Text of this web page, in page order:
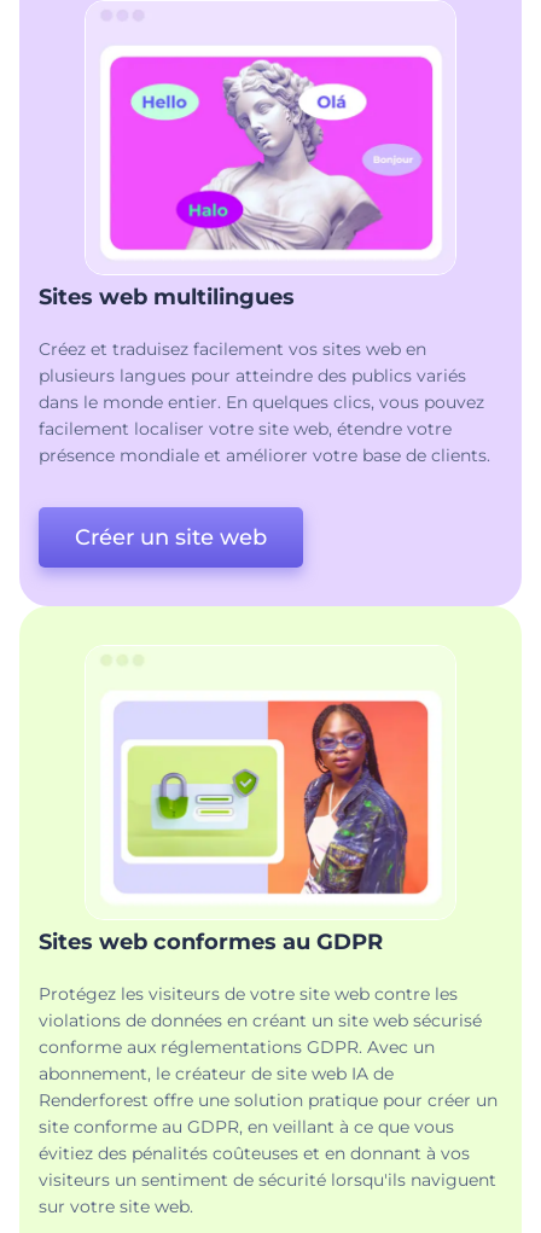
Sites web multilingues
Créez et traduisez facilement vos sites web en
plusieurs langues pour atteindre des publics variés
dans le monde entier. En quelques clics, vous pouvez
facilement localiser votre site web, étendre votre
présence mondiale et améliorer votre base de clients.
Créer un site web
Sites web conformes au GDPR
Protégez les visiteurs de votre site web contre les
violations de données en créant un site web sécurisé
conforme aux réglementations GDPR. Avec un
abonnement, le créateur de site web IA de
Renderforest offre une solution pratique pour créer un
site conforme au GDPR, en veillant à ce que vous
évitiez des pénalités coûteuses et en donnant à vos
visiteurs un sentiment de sécurité lorsqu'ils naviguent
sur votre site web.